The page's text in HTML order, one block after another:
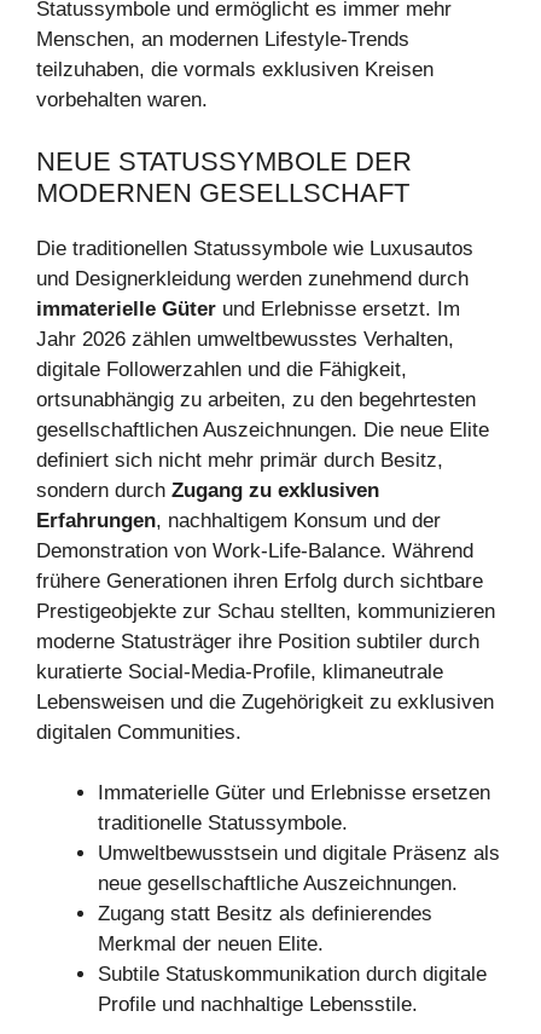
Statussymbole und ermöglicht es immer mehr
Menschen, an modernen Lifestyle-Trends
teilzuhaben, die vormals exklusiven Kreisen
vorbehalten waren.
NEUE STATUSSYMBOLE DER
MODERNEN GESELLSCHAFT
Die traditionellen Statussymbole wie Luxusautos
und Designerkleidung werden zunehmend durch
immaterielle Güter und Erlebnisse ersetzt. Im
Jahr 2026 zählen umweltbewusstes Verhalten,
digitale Followerzahlen und die Fähigkeit,
ortsunabhängig zu arbeiten, zu den begehrtesten
gesellschaftlichen Auszeichnungen. Die neue Elite
definiert sich nicht mehr primär durch Besitz,
sondern durch Zugang zu exklusiven
Erfahrungen, nachhaltigem Konsum und der
Demonstration von Work-Life-Balance. Während
frühere Generationen ihren Erfolg durch sichtbare
Prestigeobjekte zur Schau stellten, kommunizieren
moderne Statusträger ihre Position subtiler durch
kuratierte Social-Media-Profile, klimaneutrale
Lebensweisen und die Zugehörigkeit zu exklusiven
digitalen Communities.
Immaterielle Güter und Erlebnisse ersetzen
traditionelle Statussymbole.
Umweltbewusstsein und digitale Präsenz als
neue gesellschaftliche Auszeichnungen.
Zugang statt Besitz als definierendes
Merkmal der neuen Elite.
Subtile Statuskommunikation durch digitale
Profile und nachhaltige Lebensstile.